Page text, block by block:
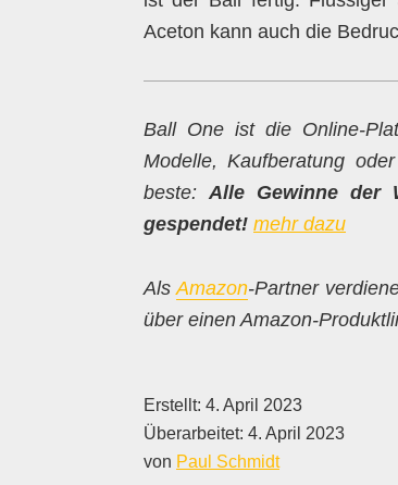
Aceton kann auch die
Ball One ist die Online-
Modelle, Kaufberatung
beste:Alle Gewinne der
gespendet! mehr dazu
AlsAmazon-Partner
über einen Amazon-
Erstellt: 4. April 2023
Überarbeitet: 4. April 2023
von Paul Schmidt